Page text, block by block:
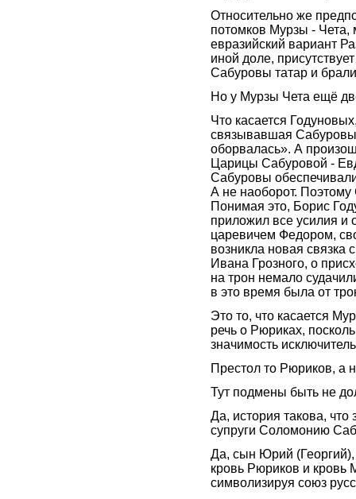
Относительно же
потомков Мурзы - Чета,
евразийский вариант
иной доле,
Сабуровы татар и
Но у Мурзы Чета ещё
Что касается
связывавшая
оборвалась». А
Царицы Сабуровой -
Сабуровы
А не наоборот.
Понимая это, Борис
приложил все усилия и
царевичем Федором,
возникла новая связка
Ивана Грозного, о
на трон немало
в это время была от
Это то, что касается
речь о Рюриках,
значимость
Престол то Рюриков, а
Тут подмены быть не
Да, история такова,
супруги Соломонию
Да, сын Юрий (Георгий),
кровь Рюриков и кровь
символизируя союз